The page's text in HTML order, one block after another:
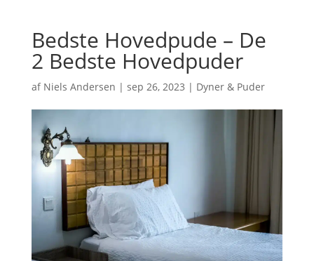
Bedste Hovedpude – De
2 Bedste Hovedpuder
af Niels Andersen | sep 26, 2023 | Dyner & Puder